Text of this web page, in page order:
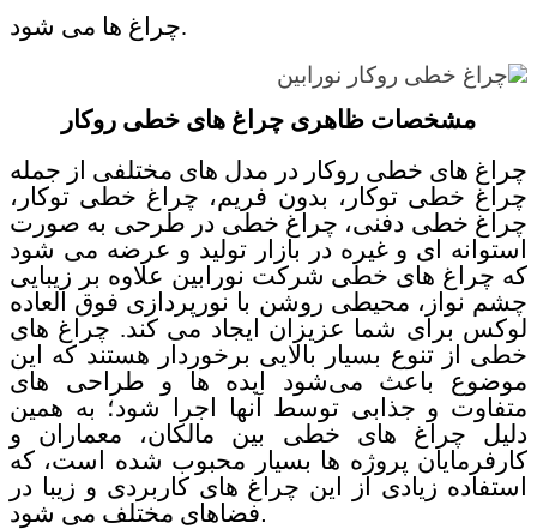
چراغ ها می شود.
مشخصات ظاهری چراغ های خطی روکار
چراغ های خطی روکار در مدل های مختلفی از جمله
چراغ خطی توکار، بدون فریم، چراغ خطی توکار،
چراغ خطی دفنی، چراغ خطی در طرحی به صورت
استوانه ای و غیره در بازار تولید و عرضه می شود
که چراغ های خطی شرکت نورابین علاوه بر زیبایی
چشم نواز، محیطی روشن با نورپردازی فوق العاده
لوکس برای شما عزیزان ایجاد می کند. چراغ های
خطی از تنوع بسیار بالایی برخوردار هستند که این
موضوع باعث می‌شود ایده ها و طراحی های
متفاوت و جذابی توسط آنها اجرا شود؛ به همین
دلیل چراغ های خطی بین مالکان، معماران و
کارفرمایان پروژه ها بسیار محبوب شده است، که
استفاده زیادی از این چراغ های کاربردی و زیبا در
فضاهای مختلف می شود.